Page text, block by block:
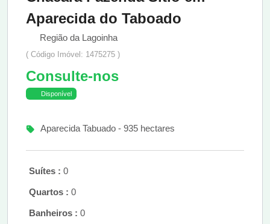
Aparecida do Taboado
Região da Lagoinha
( Código Imóvel: 1475275 )
Consulte-nos
Disponível
Aparecida Tabuado - 935 hectares
Suítes : 0
Quartos : 0
Banheiros : 0